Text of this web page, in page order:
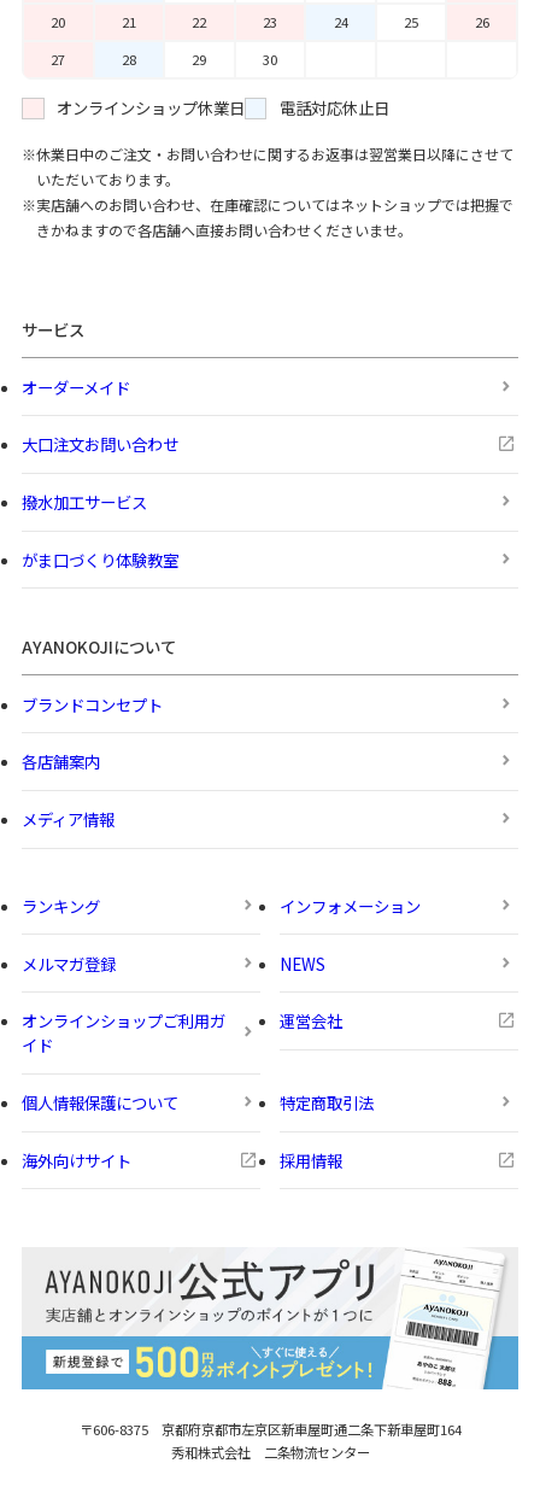
〒606-8375 京都府京都市左京区新車屋町通二条下新車屋町164
秀和株式会社 二条物流センター
20
21 22 23 24 25
26
27
28 29 30
オンラインショップ休業日 電話対応休止日
休業日中のご注文・お問い合わせに関するお返事は翌営業日以降にさせて
いただいております。
実店舗へのお問い合わせ、在庫確認についてはネットショップでは把握で
きかねますので各店舗へ直接お問い合わせくださいませ。
サービス
オーダーメイド
大口注文お問い合わせ
撥水加工サービス
がま口づくり体験教室
AYANOKOJIについて
ブランドコンセプト
各店舗案内
メディア情報
ランキング インフォメーション
メルマガ登録 NEWS
オンラインショップご利用ガ
イド
運営会社
個人情報保護について 特定商取引法
海外向けサイト 採用情報